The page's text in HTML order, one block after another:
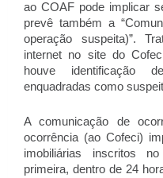
ao COAF pode implicar
prevê também a
operação suspeita)”.
internet no site do
houve identificação
enquadradas como
A comunicação de
ocorrência (ao Cofeci)
imobiliárias inscritos
primeira, dentro de 24